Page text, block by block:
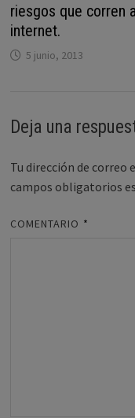
riesgos que corren
internet.
5 junio, 2013
Deja una
Tu dirección de correo
campos obligatorios
COMENTARIO *